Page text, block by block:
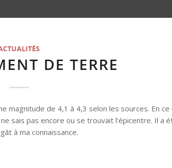
DE TERRE
magnitude de 4,1 à 4,3 selon les sources. En ce
sais pas encore ou se trouvait l’épicentre. Il a
à ma connaissance.